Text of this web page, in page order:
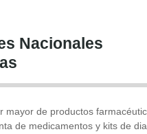
Nacionales
mayor de productos
de medicamentos y kits de